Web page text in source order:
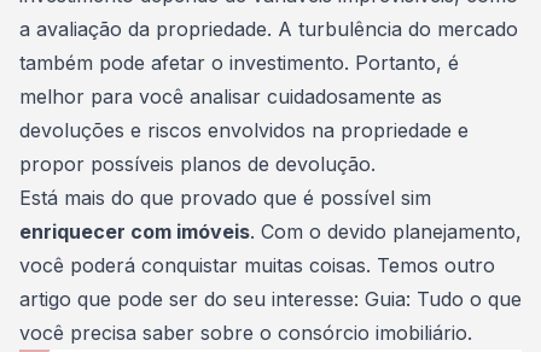
a avaliação da propriedade. A turbulência do mercado
também pode afetar o investimento. Portanto, é
melhor para você analisar cuidadosamente as
devoluções e riscos envolvidos na propriedade e
propor possíveis planos de devolução.
Está mais do que provado que é possível sim
enriquecer com imóveis. Com o devido planejamento,
você poderá conquistar muitas coisas. Temos outro
artigo que pode ser do seu interesse: Guia: Tudo o que
você precisa saber sobre o consórcio imobiliário.